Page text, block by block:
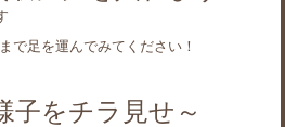
で足を運んでみてください！
子をチラ見せ～